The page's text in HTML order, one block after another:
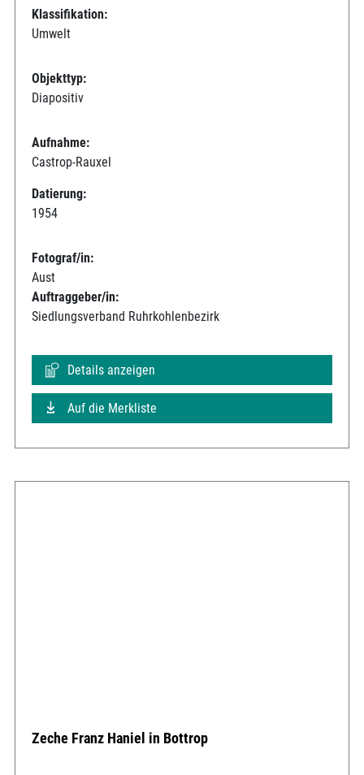
Klassifikation:
Umwelt
Objekttyp:
Diapositiv
Aufnahme:
Castrop-Rauxel
Datierung:
1954
Fotograf/in:
Aust
Auftraggeber/in:
Siedlungsverband Ruhrkohlenbezirk
Details anzeigen
Auf die Merkliste
Zeche Franz Haniel in Bottrop